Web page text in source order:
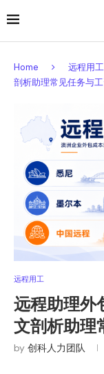
Home 远程用工
剖析助理常见任务与
远程用工
远程助理外
文剖析助理
by 创科人力团队